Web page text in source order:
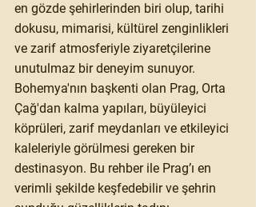
en gözde şehirlerinden biri olup, tarihi
dokusu, mimarisi, kültürel zenginlikleri
ve zarif atmosferiyle ziyaretçilerine
unutulmaz bir deneyim sunuyor.
Bohemya'nın başkenti olan Prag, Orta
Çağ'dan kalma yapıları, büyüleyici
köprüleri, zarif meydanları ve etkileyici
kaleleriyle görülmesi gereken bir
destinasyon. Bu rehber ile Prag’ı en
verimli şekilde keşfedebilir ve şehrin